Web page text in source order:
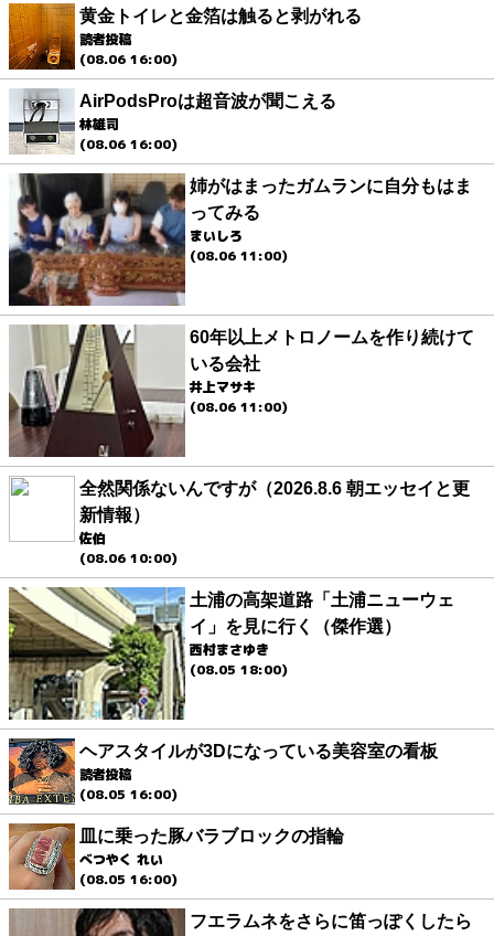
黄金トイレと金箔は触ると剥がれる
読者投稿
(08.06 16:00)
AirPodsProは超音波が聞こえる
林雄司
(08.06 16:00)
姉がはまったガムランに自分もはま
ってみる
まいしろ
(08.06 11:00)
60年以上メトロノームを作り続けて
いる会社
井上マサキ
(08.06 11:00)
全然関係ないんですが（2026.8.6 朝エッセイと更
新情報）
佐伯
(08.06 10:00)
土浦の高架道路「土浦ニューウェ
イ」を見に行く（傑作選）
西村まさゆき
(08.05 18:00)
ヘアスタイルが3Dになっている美容室の看板
読者投稿
(08.05 16:00)
皿に乗った豚バラブロックの指輪
べつやく れい
(08.05 16:00)
フエラムネをさらに笛っぽくしたら